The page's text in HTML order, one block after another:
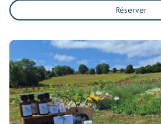
Réserver